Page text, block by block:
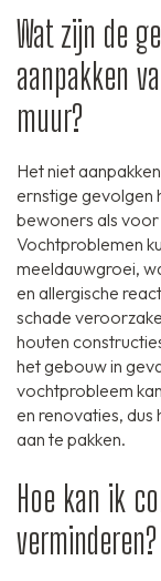
Wat zijn de
aanpakken
muur?
Het niet
ernstige gevolgen
bewoners als
Vochtproblemen
meeldauwgroei,
en allergische
schade
houten
het gebouw in
vochtprobleem
en renovaties, dus
aan te pakken.
Hoe kan ik
verminderen?